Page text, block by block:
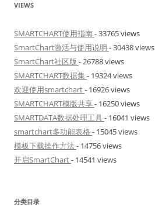
VIEWS
SMARTCHART使用指南- 33765 views
SmartChart激活与使用说明 - 30438 views
SmartChart社区版 - 26788 views
SMARTCHART数据集 - 19324 views
欢迎使用smartchart- 16926 views
SMARTCHART模版共享- 16250 views
SMARTDATA数据处理工具- 16041 views
smartchart多功能表格 - 15045 views
模板下载操作方法- 14756 views
开启SmartChart- 14541 views
分类目录